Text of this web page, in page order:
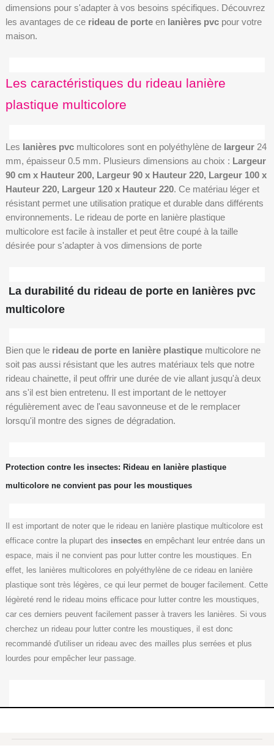
dimensions pour s'adapter à vos besoins spécifiques. Découvrez
les avantages de ce rideau de porte en lanières pvc pour votre
maison.
Les caractéristiques du rideau lanière
plastique multicolore
Les lanières pvc multicolores sont en polyéthylène de largeur 24
mm, épaisseur 0.5 mm. Plusieurs dimensions au choix : Largeur
90 cm x Hauteur 200, Largeur 90 x Hauteur 220, Largeur 100 x
Hauteur 220, Largeur 120 x Hauteur 220. Ce matériau léger et
résistant permet une utilisation pratique et durable dans différents
environnements. Le rideau de porte en lanière plastique
multicolore est facile à installer et peut être coupé à la taille
désirée pour s'adapter à vos dimensions de porte
La durabilité du rideau de porte en lanières pvc
multicolore
Bien que le rideau de porte en lanière plastique multicolore ne
soit pas aussi résistant que les autres matériaux tels que notre
rideau chainette, il peut offrir une durée de vie allant jusqu'à deux
ans s'il est bien entretenu. Il est important de le nettoyer
régulièrement avec de l'eau savonneuse et de le remplacer
lorsqu'il montre des signes de dégradation.
Protection contre les insectes: Rideau en lanière plastique
multicolore ne convient pas pour les moustiques
Il est important de noter que le rideau en lanière plastique multicolore est
efficace contre la plupart des insectes en empêchant leur entrée dans un
espace, mais il ne convient pas pour lutter contre les moustiques. En
effet, les lanières multicolores en polyéthylène de ce rideau en lanière
plastique sont très légères, ce qui leur permet de bouger facilement. Cette
légèreté rend le rideau moins efficace pour lutter contre les moustiques,
car ces derniers peuvent facilement passer à travers les lanières. Si vous
cherchez un rideau pour lutter contre les moustiques, il est donc
recommandé d'utiliser un rideau avec des mailles plus serrées et plus
lourdes pour empêcher leur passage.